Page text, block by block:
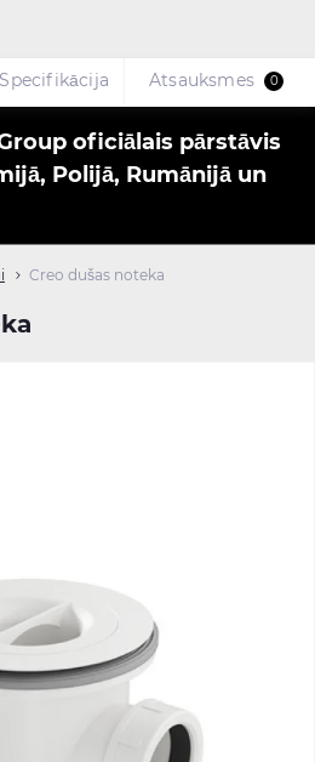
oficiālais pārstāvis
Polijā, Rumānijā un
Creo dušas noteka
Specifikācija Atsauksmes 0